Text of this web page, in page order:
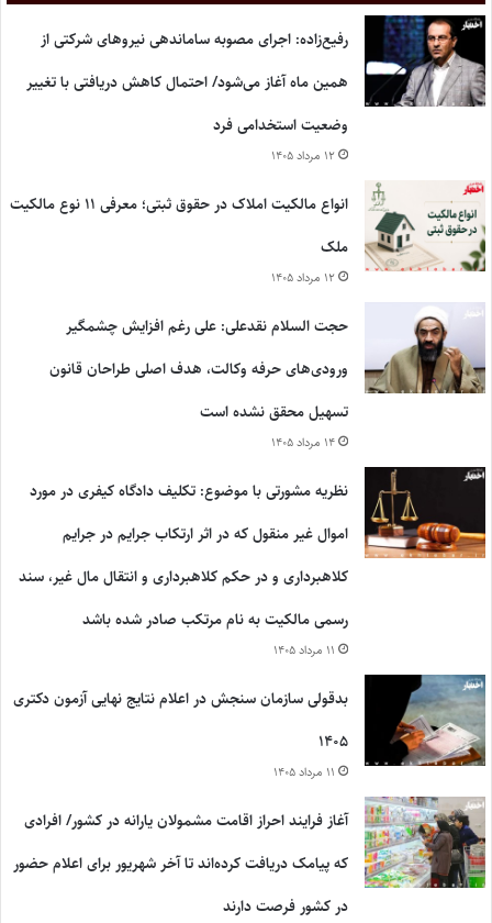
رفیع‌زاده: اجرای مصوبه ساماندهی نیروهای شرکتی از
همین ماه آغاز می‌شود/ احتمال کاهش دریافتی با تغییر
وضعیت استخدامی فرد
۱۲ مرداد ۱۴۰۵
انواع مالکیت املاک در حقوق ثبتی؛ معرفی ۱۱ نوع مالکیت
ملک
۱۲ مرداد ۱۴۰۵
حجت السلام نقدعلی: علی رغم افزایش چشمگیر
ورودی‌های حرفه وکالت، هدف اصلی طراحان قانون
تسهیل محقق نشده است
۱۴ مرداد ۱۴۰۵
نظریه مشورتی با موضوع: تکلیف دادگاه کیفری در مورد
اموال غیر منقول که در اثر ارتکاب جرایم در جرایم
کلاهبرداری و در حکم کلاهبرداری و انتقال مال غیر، سند
رسمی مالکیت به نام مرتکب صادر شده باشد
۱۱ مرداد ۱۴۰۵
بدقولی سازمان سنجش در اعلام نتایج نهایی آزمون دکتری
۱۴۰۵
۱۱ مرداد ۱۴۰۵
آغاز فرایند احراز اقامت مشمولان یارانه در کشور/ افرادی
که پیامک دریافت کرده‌اند تا آخر شهریور برای اعلام حضور
در کشور فرصت دارند